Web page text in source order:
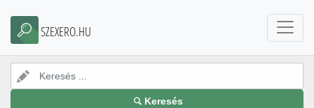
SZEXERO.HU
Keresés